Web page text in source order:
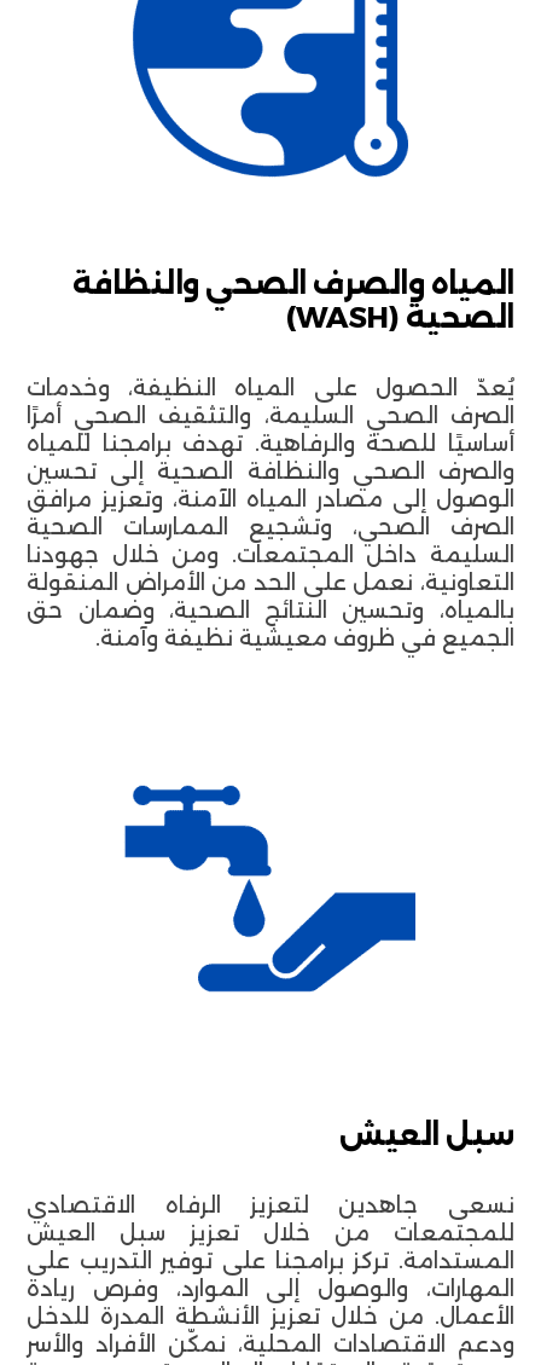
المياه والصرف الصحي والنظافة
الصحية (WASH)
يُعدّ الحصول على المياه النظيفة، وخدمات
الصرف الصحي السليمة، والتثقيف الصحي أمرًا
أساسيًا للصحة والرفاهية. تهدف برامجنا للمياه
والصرف الصحي والنظافة الصحية إلى تحسين
الوصول إلى مصادر المياه الآمنة، وتعزيز مرافق
الصرف الصحي، وتشجيع الممارسات الصحية
السليمة داخل المجتمعات. ومن خلال جهودنا
التعاونية، نعمل على الحد من الأمراض المنقولة
بالمياه، وتحسين النتائج الصحية، وضمان حق
الجميع في ظروف معيشية نظيفة وآمنة.
سبل العيش
نسعى جاهدين لتعزيز الرفاه الاقتصادي
للمجتمعات من خلال تعزيز سبل العيش
المستدامة. تركز برامجنا على توفير التدريب على
المهارات، والوصول إلى الموارد، وفرص ريادة
الأعمال. من خلال تعزيز الأنشطة المدرة للدخل
ودعم الاقتصادات المحلية، نمكّن الأفراد والأسر